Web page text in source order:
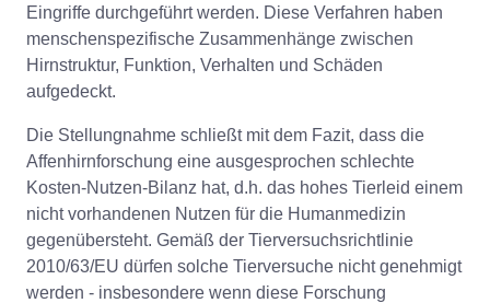
Eingriffe durchgeführt werden. Diese Verfahren haben
menschenspezifische Zusammenhänge zwischen
Hirnstruktur, Funktion, Verhalten und Schäden
aufgedeckt.
Die Stellungnahme schließt mit dem Fazit, dass die
Affenhirnforschung eine ausgesprochen schlechte
Kosten-Nutzen-Bilanz hat, d.h. das hohes Tierleid einem
nicht vorhandenen Nutzen für die Humanmedizin
gegenübersteht. Gemäß der Tierversuchsrichtlinie
2010/63/EU dürfen solche Tierversuche nicht genehmigt
werden - insbesondere wenn diese Forschung